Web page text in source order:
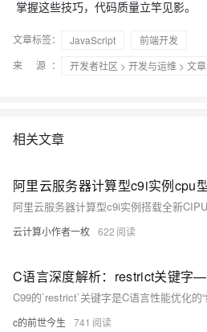
掌握这些技巧，代码质量立竿见影。
文章标签： JavaScript
前端开发
来 源：
开发者社区 > 开发与运维 > 文章
相关文章
云计算小作者一枚 622
c的前世今生 741